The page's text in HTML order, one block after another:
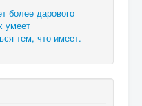
более дарового
умеет
тем, что имеет.